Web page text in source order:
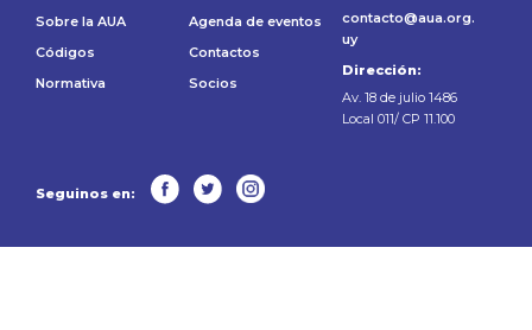
Sobre la AUA
Códigos
Normativa
Agenda de eventos
Contactos
Socios
contacto@aua.org.
uy
Dirección:
Av. 18 de julio 1486
Local 011/ CP 11.100
Seguinos en: